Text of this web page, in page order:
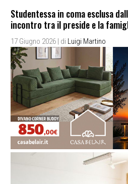
Studentessa in coma esclusa
incontro tra il preside e la
17 Giugno 2026 | di Luigi Martino